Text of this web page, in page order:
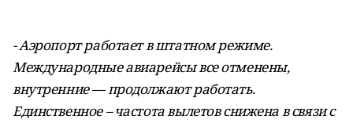
- Аэропорт работает в штатном режиме.
Международные авиарейсы все отменены,
внутренние — продолжают работать.
Единственное – частота вылетов снижена в связи с